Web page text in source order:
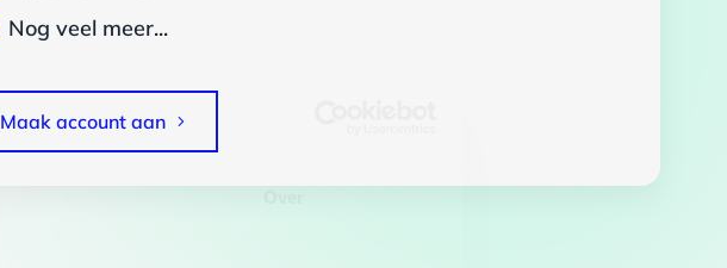
Nog veel meer...
Maak account aan